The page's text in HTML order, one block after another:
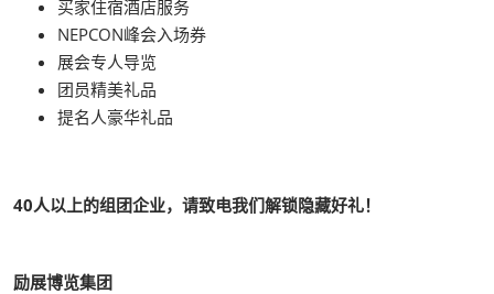
买家住宿酒店服务
NEPCON峰会入场券
展会专人导览
团员精美礼品
提名人豪华礼品
40人以上的组团企业，请致电我们解锁隐藏好礼！
励展博览集团